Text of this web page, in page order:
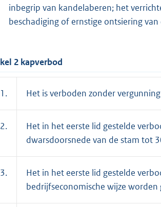
inbegrip van kandelaberen; het
beschadiging of ernstige ontsiering
2 kapverbod
1. Het is verboden zonder
2.
Het in het eerste lid gestelde
dwarsdoorsnede van de stam tot
3.
Het in het eerste lid gestelde
bedrijfseconomische wijze